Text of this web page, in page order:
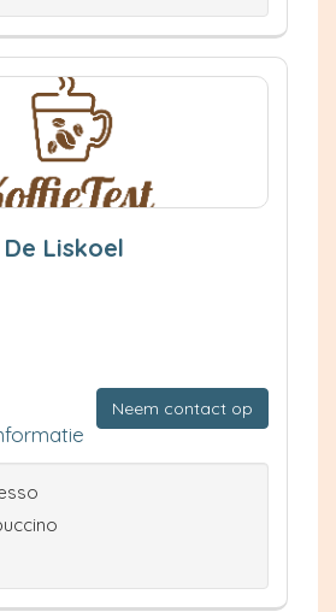
Liskoel
Neem contact op